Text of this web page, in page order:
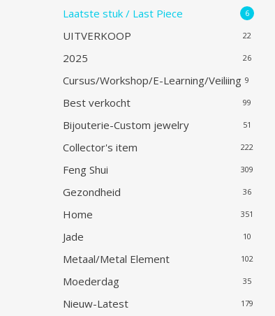
Laatste stuk / Last Piece 6
UITVERKOOP 22
2025 26
Cursus/Workshop/E-Learning/Veiliing 9
Best verkocht 99
Bijouterie-Custom jewelry 51
Collector's item 222
Feng Shui 309
Gezondheid 36
Home 351
Jade 10
Metaal/Metal Element 102
Moederdag 35
Nieuw-Latest 179